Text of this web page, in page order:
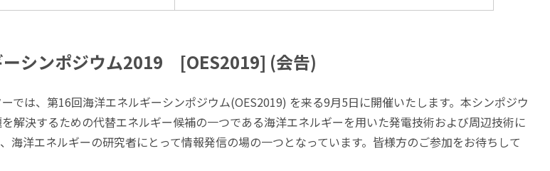
シンポジウム2019 [OES2019] (会告)
では、第16回海洋エネルギーシンポジウム(OES2019) を来る9月5日に開催いたします。本シンポジウ
解決するための代替エネルギー候補の一つである海洋エネルギーを用いた発電技術および周辺技術に
海洋エネルギーの研究者にとって情報発信の場の一つとなっています。皆様方のご参加をお待ちして